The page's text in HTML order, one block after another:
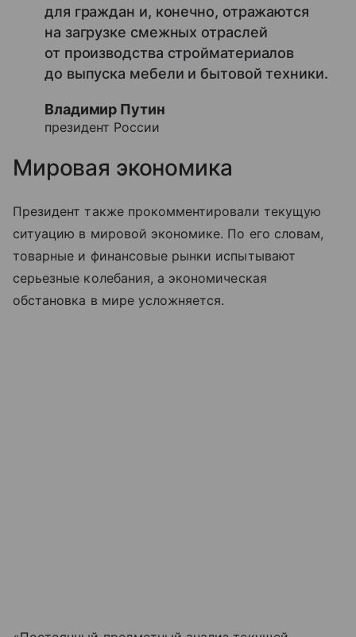
для граждан и, конечно, отражаются
на загрузке смежных отраслей
от производства стройматериалов
до выпуска мебели и бытовой техники.
Владимир Путин
президент России
Мировая экономика
Президент также прокомментировали текущую
ситуацию в мировой экономике. По его словам,
товарные и финансовые рынки испытывают
серьезные колебания, а экономическая
обстановка в мире усложняется.